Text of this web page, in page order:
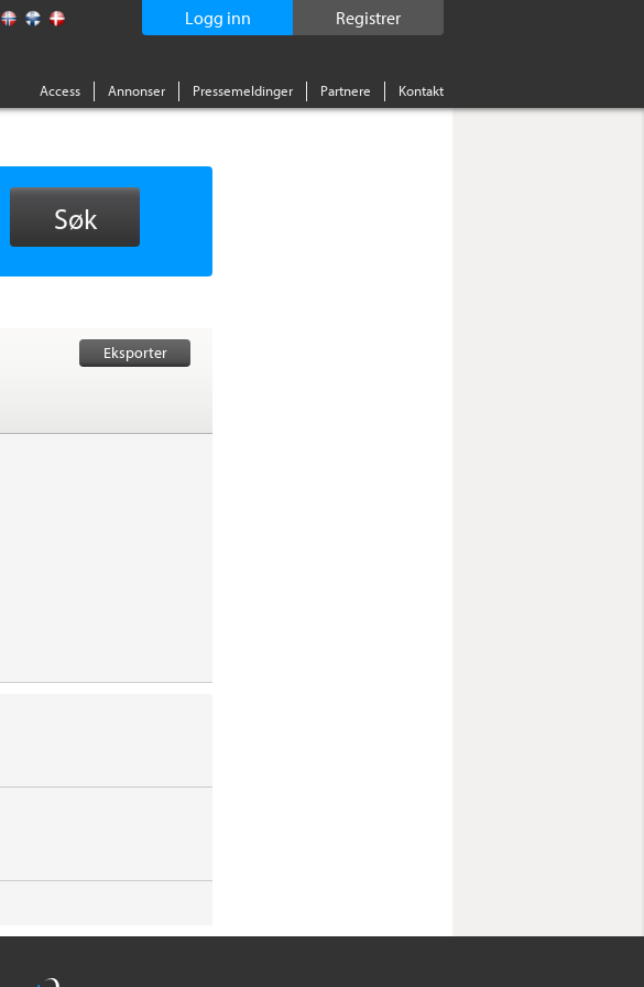
Registrer
Logg inn
Access Annonser Pressemeldinger Partnere Kontakt
Søk
Eksporter